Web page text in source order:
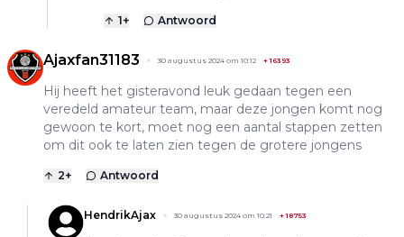
1+ Antwoord
Ajaxfan31183 30 augustus 2024 om 10:12 +16393
Hij heeft het gisteravond leuk gedaan tegen een
veredeld amateur team, maar deze jongen komt nog
gewoon te kort, moet nog een aantal stappen zetten
om dit ook te laten zien tegen de grotere jongens
2+ Antwoord
HendrikAjax 30 augustus 2024 om 10:21 +18753